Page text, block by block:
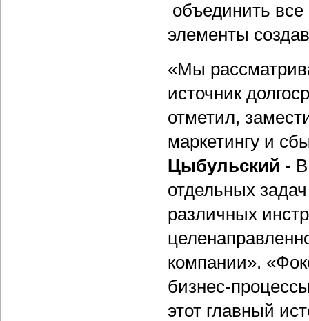
объединить все
элементы
«Мы
источник
отметил,
маркетингу и
Цыбульский - В
отдельных
различных
компании».
бизнес-
этот главный